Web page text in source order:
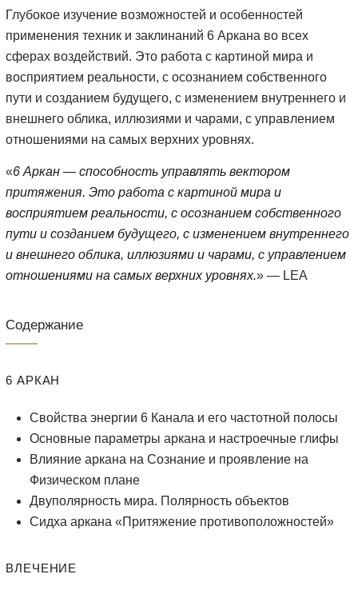
Аркан.
Управление
влечением
Глубокое изучение возможностей и особенностей
применения техник и заклинаний 6 Аркана во всех
сферах воздействий. Это работа с картиной мира и
восприятием реальности, с осознанием собственного
пути и созданием будущего, с изменением внутреннего и
внешнего облика, иллюзиями и чарами, с управлением
отношениями на самых верхних уровнях.
«6 Аркан — способность управлять вектором
притяжения. Это работа с картиной мира и
восприятием реальности, с осознанием собственного
пути и созданием будущего, с изменением внутреннего
и внешнего облика, иллюзиями и чарами, с управлением
отношениями на самых верхних уровнях.» — LEA
Содержание
6 АРКАН
Свойства энергии 6 Канала и его частотной полосы
Основные параметры аркана и настроечные глифы
Влияние аркана на Сознание и проявление на
Физическом плане
Двуполярность мира. Полярность объектов
Сидха аркана «Притяжение противоположностей»
ВЛЕЧЕНИЕ